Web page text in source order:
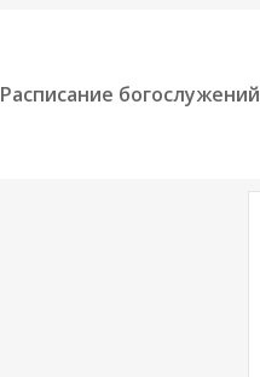
Расписание богослужений